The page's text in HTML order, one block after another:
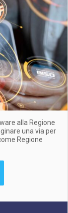
alla Regione
una via per
Regione